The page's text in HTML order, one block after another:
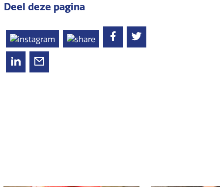
Deel deze pagina